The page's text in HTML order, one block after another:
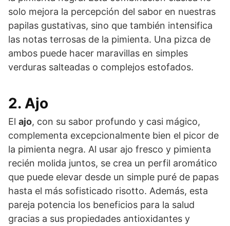
solo mejora la percepción del sabor en nuestras
papilas gustativas, sino que también intensifica
las notas terrosas de la pimienta. Una pizca de
ambos puede hacer maravillas en simples
verduras salteadas o complejos estofados.
2. Ajo
El ajo, con su sabor profundo y casi mágico,
complementa excepcionalmente bien el picor de
la pimienta negra. Al usar ajo fresco y pimienta
recién molida juntos, se crea un perfil aromático
que puede elevar desde un simple puré de papas
hasta el más sofisticado risotto. Además, esta
pareja potencia los beneficios para la salud
gracias a sus propiedades antioxidantes y